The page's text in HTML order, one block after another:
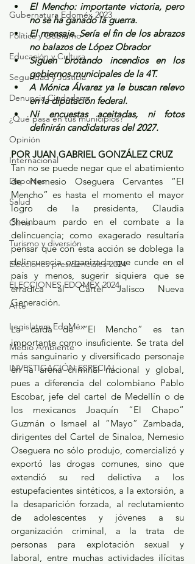
Gubernatura Edoméx 2023
Política y Gobierno
Educación y Cultura
Seguridad y Justicia
Denuncia Ciudadana
¿Qué pasa en tus municipios?
Opinión
Internacional
Deportes
Salud
Clima
Turismo y diversión
Elecciones presidenciales 2024
ELECCIONES EDOMEX 2024
Arte
Legislatura EdoMéx
Medio Ambiente
INVESTIGACIÓN ESPECIAL
El Mencho: importante victoria, pero
no se ha ganado la guerra.
El mensaje. Sería el fin de los abrazos
no balazos de López Obrador
Siguen brotando incendios en los
gobiernos municipales de la 4T.
A Mónica Álvarez ya le buscan relevo
en la diputación federal.
Ni encuestas aceitadas, ni fotos
definirán candidaturas del 2027.
POR JUAN GABRIEL GONZÁLEZ CRUZ
Tan no se puede negar que el abatimiento
de Nemesio Oseguera Cervantes “El
Mencho” es hasta el momento el mayor
logro de la presidenta, Claudia
Sheinbaum pardo en el combate a la
delincuencia; como exagerado resultaría
pensar que con esta acción se doblega la
delincuencia organizada que cunde en el
país y menos, sugerir siquiera que se
erradica al Cártel Jalisco Nueva
Generación.
La caída de “El Mencho” es tan
importante como insuficiente. Se trata del
más sanguinario y diversificado personaje
en la arena criminal nacional y global,
pues a diferencia del colombiano Pablo
Escobar, jefe del cartel de Medellín o de
los mexicanos Joaquín “El Chapo”
Guzmán o Ismael al “Mayo” Zambada,
dirigentes del Cartel de Sinaloa, Nemesio
Oseguera no sólo produjo, comercializó y
exportó las drogas comunes, sino que
extendió su red delictiva a los
estupefacientes sintéticos, a la extorsión, a
la desaparición forzada, al reclutamiento
de adolescentes y jóvenes a su
organización criminal, a la trata de
personas para explotación sexual y
laboral, entre muchas actividades ilícitas